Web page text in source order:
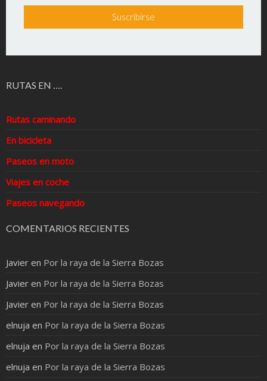
RUTAS EN ….
Rutas caminando
En bicicleta
Paseos en moto
Viajes en coche
Paseos navegando
COMENTARIOS RECIENTES
Javier en Por la raya de la Sierra Bozas
Javier en Por la raya de la Sierra Bozas
Javier en Por la raya de la Sierra Bozas
elnuja en Por la raya de la Sierra Bozas
elnuja en Por la raya de la Sierra Bozas
elnuja en Por la raya de la Sierra Bozas